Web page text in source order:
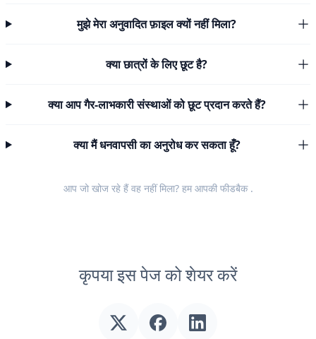
मुझे मेरा अनुवादित फ़ाइल क्यों नहीं मिला?
क्या छात्रों के लिए छूट है?
क्या आप गैर-लाभकारी संस्थाओं को छूट प्रदान करते हैं?
क्या मैं धनवापसी का अनुरोध कर सकता हूँ?
आप जो खोज रहे हैं वह नहीं मिला? हम आपकी फीडबैक.
कृपया इस पेज को शेयर करें